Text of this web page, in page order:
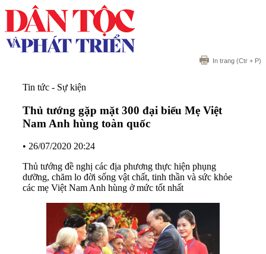
In trang (Ctr + P)
Tin tức - Sự kiện
Thủ tướng gặp mặt 300 đại biểu Mẹ Việt
Nam Anh hùng toàn quốc
• 26/07/2020 20:24
Thủ tướng đề nghị các địa phương thực hiện phụng
dưỡng, chăm lo đời sống vật chất, tinh thần và sức khỏe
các mẹ Việt Nam Anh hùng ở mức tốt nhất